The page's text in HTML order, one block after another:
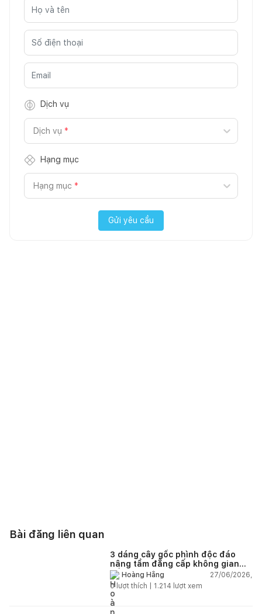
Dịch vụ
Dịch vụ *
Hạng mục
Hạng mục *
Gửi yêu cầu
Bài đăng liên quan
3 dáng cây gốc phình độc đáo
nâng tầm đẳng cấp không gian
sốngHoàng Hằng
27/06/2026,
0lượt thích | 1.214 lượt xem